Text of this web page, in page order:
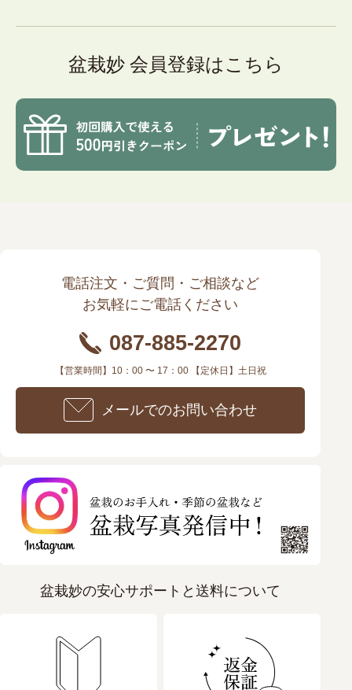
盆栽妙 会員登録はこちら
電話注文・ご質問・ご相談など
お気軽にご電話ください
087-885-2270
【営業時間】10：00 〜 17：00 【定休日】土日祝
メールでのお問い合わせ
盆栽妙の安心サポートと送料について